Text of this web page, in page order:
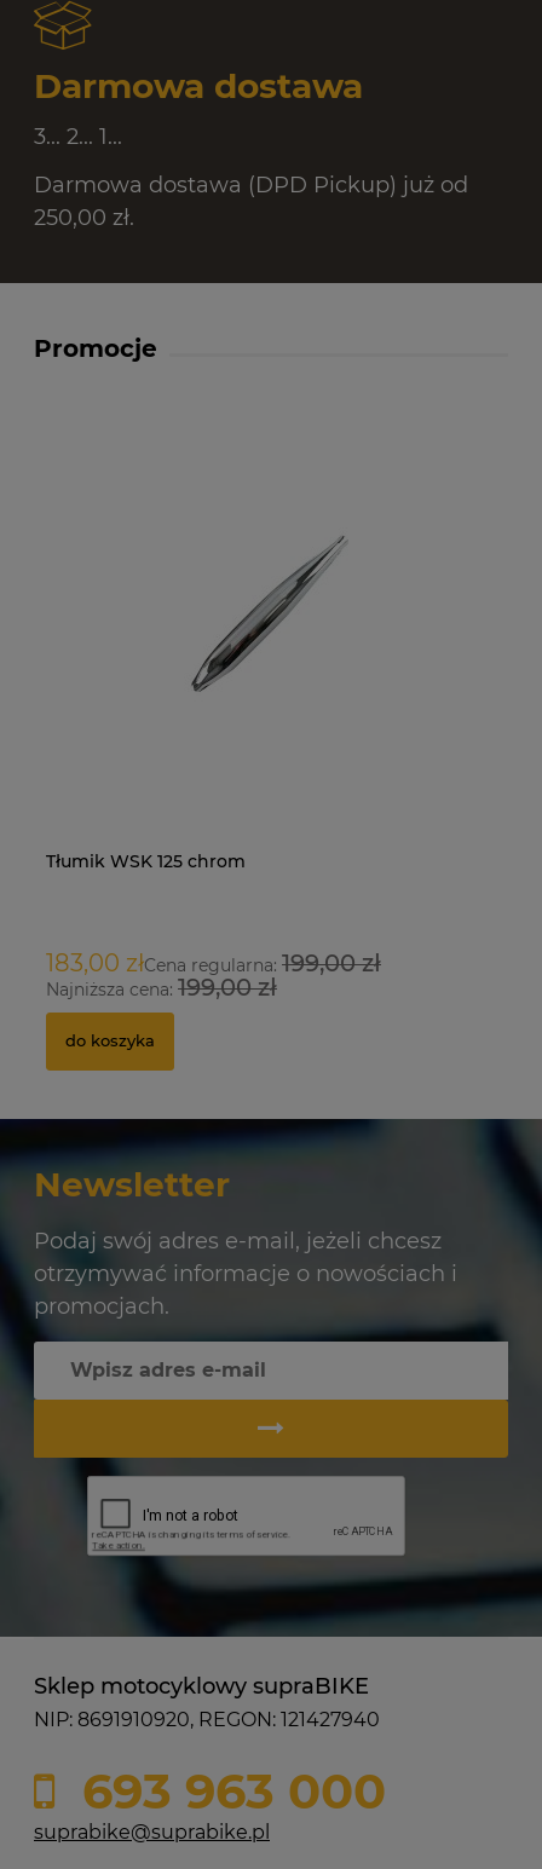
Darmowa dostawa
3... 2... 1...
Darmowa dostawa (DPD Pickup) już od
250,00 zł.
Promocje
Tłumik WSK 125 chrom
183,00 złCena regularna: 199,00 zł
Najniższa cena: 199,00 zł
do koszyka
Newsletter
Podaj swój adres e-mail, jeżeli chcesz
otrzymywać informacje o nowościach i
promocjach.
Sklep motocyklowy supraBIKE
NIP: 8691910920, REGON: 121427940
693 963 000
suprabike@suprabike.pl